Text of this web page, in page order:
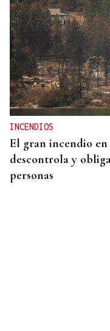
INCENDIOS
El gran incendio en
descontrola y
personas